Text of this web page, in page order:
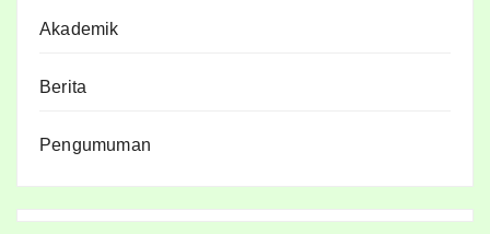
Akademik
Berita
Pengumuman